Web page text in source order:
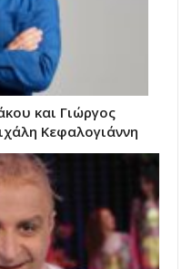
και Γιώργος
Κεφαλογιάννη